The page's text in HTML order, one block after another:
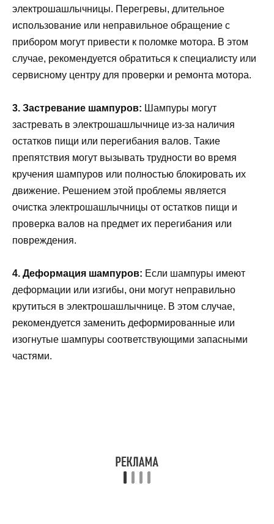
электрошашлычницы. Перегревы, длительное
использование или неправильное обращение с
прибором могут привести к поломке мотора. В этом
случае, рекомендуется обратиться к специалисту или
сервисному центру для проверки и ремонта мотора.
3. Застревание шампуров: Шампуры могут
застревать в электрошашлычнице из-за наличия
остатков пищи или перегибания валов. Такие
препятствия могут вызывать трудности во время
кручения шампуров или полностью блокировать их
движение. Решением этой проблемы является
очистка электрошашлычницы от остатков пищи и
проверка валов на предмет их перегибания или
повреждения.
4. Деформация шампуров: Если шампуры имеют
деформации или изгибы, они могут неправильно
крутиться в электрошашлычнице. В этом случае,
рекомендуется заменить деформированные или
изогнутые шампуры соответствующими запасными
частями.